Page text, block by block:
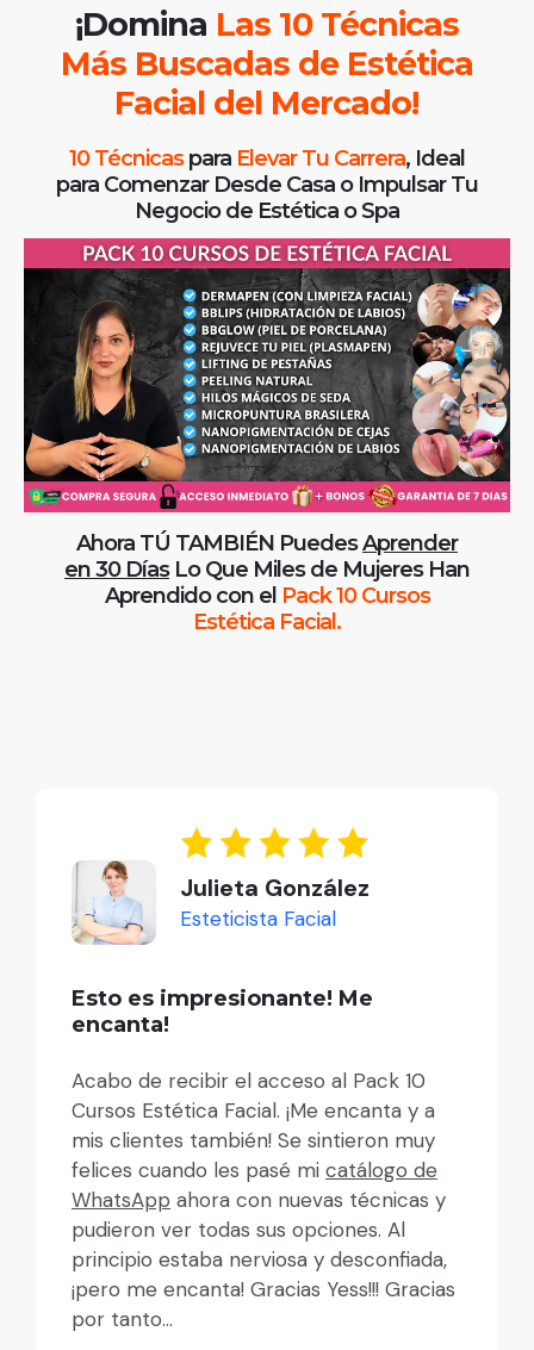
¡Domina Las 10 Técnicas
Más Buscadas de Estética
Facial del Mercado!
10 Técnicaspara Elevar Tu Carrera, Ideal
para Comenzar Desde Casa o Impulsar Tu
Negocio de Estética o Spa
Ahora TÚ TAMBIÉN PuedesAprender
en 30 DíasLo Que Miles de Mujeres Han
Aprendido con el Pack 10 Cursos
Estética Facial.
Esto es impresionante! Me
encanta!
Acabo de recibir el acceso al Pack 10
Cursos Estética Facial. ¡Me encanta y a
mis clientes también! Se sintieron muy
felices cuando les pasé mi catálogo de
WhatsApp ahora con nuevas técnicas y
pudieron ver todas sus opciones. Al
principio estaba nerviosa y desconfiada,
¡pero me encanta! Gracias Yess!!! Gracias
por tanto...
Julieta González
Esteticista Facial